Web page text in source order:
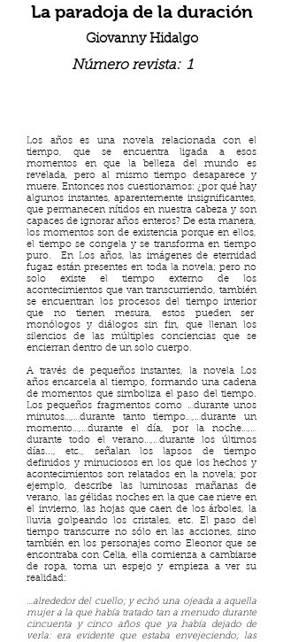
La paradoja de la duración
Giovanny Hidalgo
Número revista: 1
Los años es una novela relacionada con el
tiempo, que se encuentra ligada a esos
momentos en que la belleza del mundo es
revelada, pero al mismo tiempo desaparece y
muere. Entonces nos cuestionamos: ¿por qué hay
algunos instantes, aparentemente insignificantes,
que permanecen nítidos en nuestra cabeza y son
capaces de ignorar años enteros? De esta manera,
los momentos son de existencia porque en ellos,
el tiempo se congela y se transforma en tiempo
puro. En Los años, las imágenes de eternidad
fugaz están presentes en toda la novela; pero no
solo existe el tiempo externo de los
acontecimientos que van transcurriendo, también
se encuentran los procesos del tiempo interior
que no tienen mesura, estos pueden ser
monólogos y diálogos sin fin, que llenan los
silencios de las múltiples conciencias que se
encierran dentro de un solo cuerpo.
A través de pequeños instantes, la novela Los
años encarcela al tiempo, formando una cadena
de momentos que simboliza el paso del tiempo.
Los pequeños fragmentos como …durante unos
minutos…,…durante tanto tiempo…,…durante un
momento…,…durante el día, por la noche…,…
durante todo el verano…,…durante los últimos
días..., etc., señalan los lapsos de tiempo
definidos y minuciosos en los que los hechos y
acontecimientos son relatados en la novela; por
ejemplo, describe las luminosas mañanas de
verano, las gélidas noches en la que cae nieve en
el invierno, las hojas que caen de los árboles, la
lluvia golpeando los cristales, etc. El paso del
tiempo transcurre no sólo en las acciones, sino
también en los personajes como Eleonor que se
encontraba con Celia, ella comienza a cambiarse
de ropa, toma un espejo y empieza a ver su
realidad:
…alrededor del cuello; y echó una ojeada a aquella
mujer a la que había tratado tan a menudo durante
cincuenta y cinco años que ya había dejado de
verla: era evidente que estaba envejeciendo; las